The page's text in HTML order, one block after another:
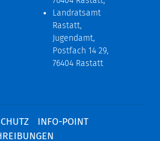
Landratsamt
Rastatt,
Jugendamt,
Postfach 14 29,
76404 Rastatt
INFO-POINT